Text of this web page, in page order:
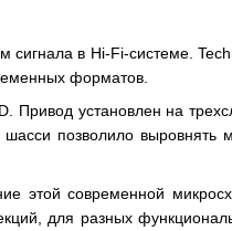
сигнала в Hi-Fi-системе.
форматов.
Привод установлен на
позволило выровнять
этой современной
для разных